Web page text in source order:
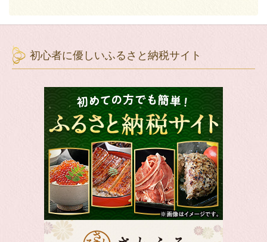
初心者に優しいふるさと納税サイト